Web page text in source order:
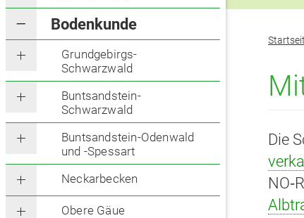
Bodenkunde
Grundgebirgs-
Schwarzwald
Buntsandstein-
Schwarzwald
Buntsandstein-Odenwald
und -Spessart
Neckarbecken
Obere Gäue
Die